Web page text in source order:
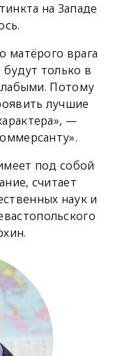
на Западе
матёрого врага
только в
Потому
лучшие
—
под собой
считает
наук и